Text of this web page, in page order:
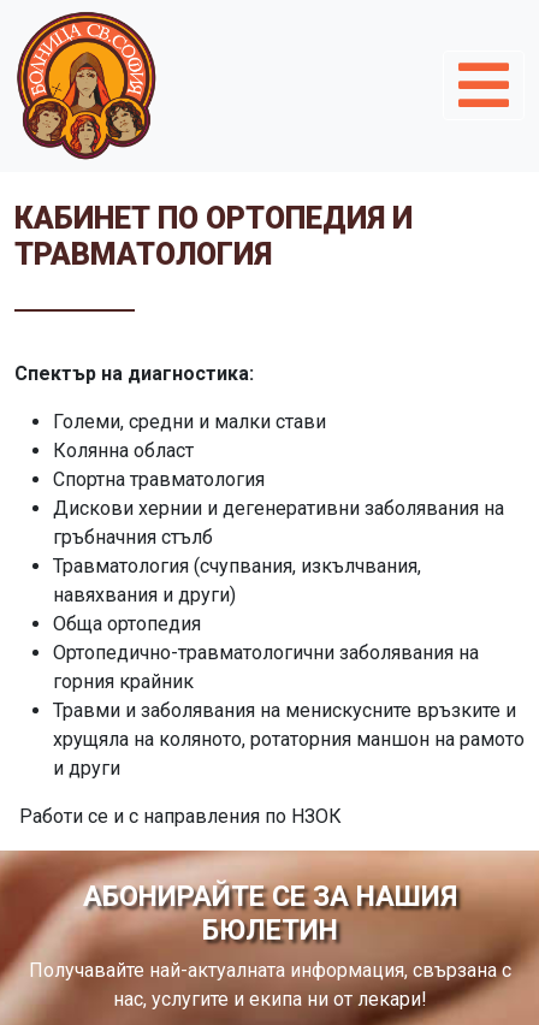
КАБИНЕТ ПО ОРТОПЕДИЯ И
ТРАВМАТОЛОГИЯ
Спектър на диагностика:
Големи, средни и малки стави
Колянна област
Спортна травматология
Дискови хернии и дегенеративни заболявания на
гръбначния стълб
Травматология (счупвания, изкълчвания,
навяхвания и други)
Обща ортопедия
Ортопедично-травматологични заболявания на
горния крайник
Травми и заболявания на менискусните връзките и
хрущяла на коляното, ротаторния маншон на рамото
и други
Работи се и с направления по НЗОК
АБОНИРАЙТЕ СЕ ЗА НАШИЯ
БЮЛЕТИН
Получавайте най-актуалната информация, свързана с
нас, услугите и екипа ни от лекари!